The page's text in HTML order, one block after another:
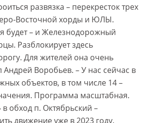
развязка – перекресток трех
Восточной хорды и ЮЛЫ.
будет – и Железнодорожный
Разблокирует здесь
Для жителей она очень
Андрей Воробьев. – У нас сейчас в
объектов, в том числе 14 –
Программа масштабная.
обход п. Октябрьский –
движение уже в 2023 году.